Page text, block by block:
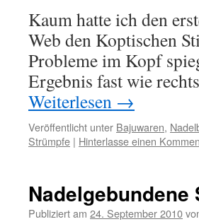
Kaum hatte ich den
Web den Koptischen
Probleme im Kopf
Ergebnis fast wie
Weiterlesen →
Veröffentlicht unter Bajuwaren,
Strümpfe | Hinterlasse einen
Nadelgebundene
Publiziert am 24. September 2010